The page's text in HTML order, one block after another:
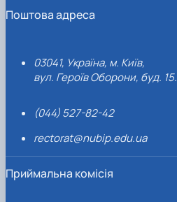
Поштова адреса
03041, Україна, м. Київ,
вул. Героїв Оборони, буд. 15.
(044) 527-82-42
rectorat@nubip.edu.ua
Приймальна комісія